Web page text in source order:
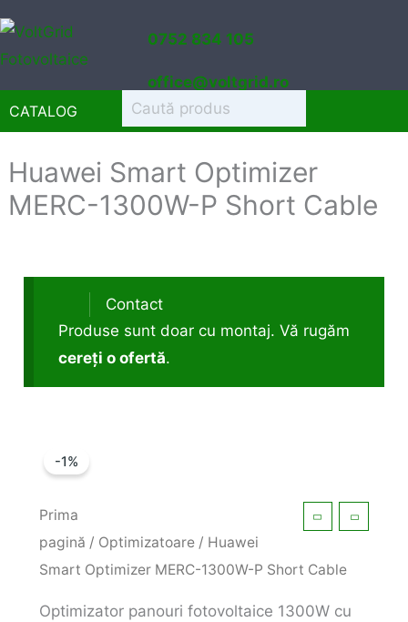
conținut
0752 834 105
office@voltgrid.ro
CATALOG
Huawei Smart Optimizer
MERC-1300W-P Short Cable
Contact
Produse sunt doar cu montaj. Vă rugăm
cereți o ofertă.
-1%
Prima
pagină / Optimizatoare / Huawei
Smart Optimizer MERC-1300W-P Short Cable
Optimizator panouri fotovoltaice 1300W cu